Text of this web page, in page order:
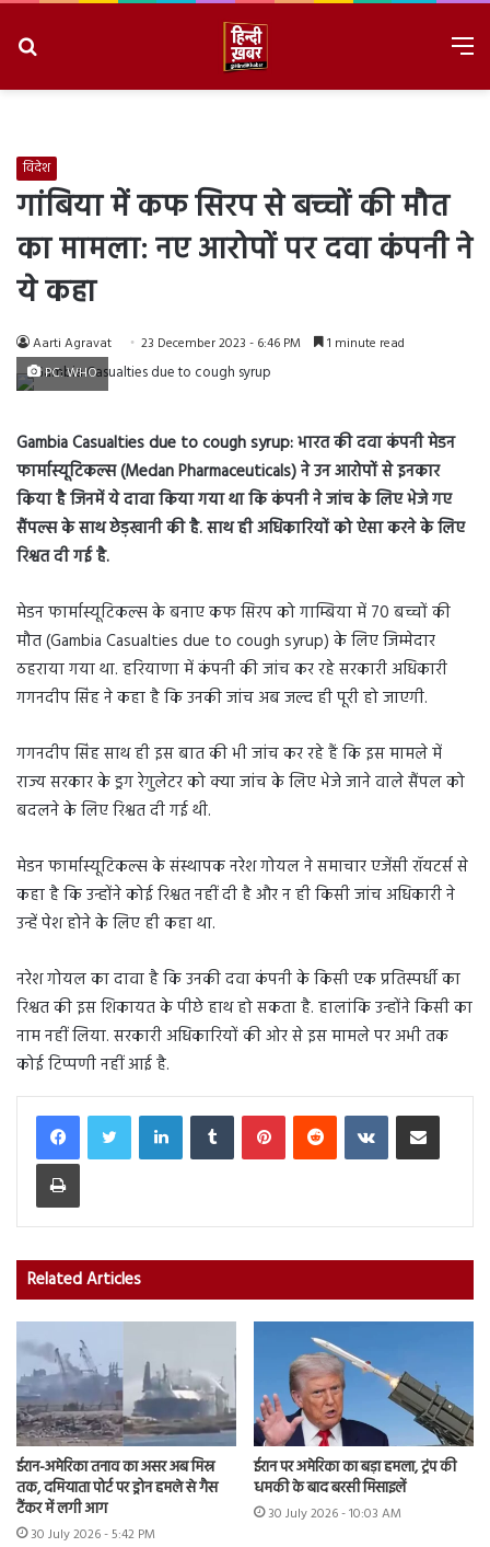
विदेश
गांबिया में कफ सिरप से बच्चों की मौत
का मामला: नए आरोपों पर दवा कंपनी ने
ये कहा
Aarti Agravat 23 December 2023 - 6:46 PM 1 minute read
PC: WHO
Gambia Casualties due to cough syrup:भारत की दवा कंपनी मेडन
फार्मास्यूटिकल्स (Medan Pharmaceuticals) ने उन आरोपों से इनकार
किया है जिनमें ये दावा किया गया था कि कंपनी ने जांच के लिए भेजे गए
सैंपल्स के साथ छेड़खानी की है. साथ ही अधिकारियों को ऐसा करने के लिए
रिश्वत दी गई है.
मेडन फार्मास्यूटिकल्स के बनाए कफ सिरप को गाम्बिया में 70 बच्चों की
मौत (Gambia Casualties due to cough syrup) के लिए जिम्मेदार
ठहराया गया था. हरियाणा में कंपनी की जांच कर रहे सरकारी अधिकारी
गगनदीप सिंह ने कहा है कि उनकी जांच अब जल्द ही पूरी हो जाएगी.
गगनदीप सिंह साथ ही इस बात की भी जांच कर रहे हैं कि इस मामले में
राज्य सरकार के ड्रग रेगुलेटर को क्या जांच के लिए भेजे जाने वाले सैंपल को
बदलने के लिए रिश्वत दी गई थी.
मेडन फार्मास्यूटिकल्स के संस्थापक नरेश गोयल ने समाचार एजेंसी रॉयटर्स से
कहा है कि उन्होंने कोई रिश्वत नहीं दी है और न ही किसी जांच अधिकारी ने
उन्हें पेश होने के लिए ही कहा था.
नरेश गोयल का दावा है कि उनकी दवा कंपनी के किसी एक प्रतिस्पर्धी का
रिश्वत की इस शिकायत के पीछे हाथ हो सकता है. हालांकि उन्होंने किसी का
नाम नहीं लिया. सरकारी अधिकारियों की ओर से इस मामले पर अभी तक
कोई टिप्पणी नहीं आई है.
LinkedInTumblr PinterestReddit VKontakteShare via Email
Print
Related Articles
ईरान-अमेरिका तनाव का असर अब मिस्र
तक, दमियाता पोर्ट पर ड्रोन हमले से गैस
टैंकर में लगी आग
30 July 2026 - 5:42 PM
ईरान पर अमेरिका का बड़ा हमला, ट्रंप की
धमकी के बाद बरसी मिसाइलें
30 July 2026 - 10:03 AM